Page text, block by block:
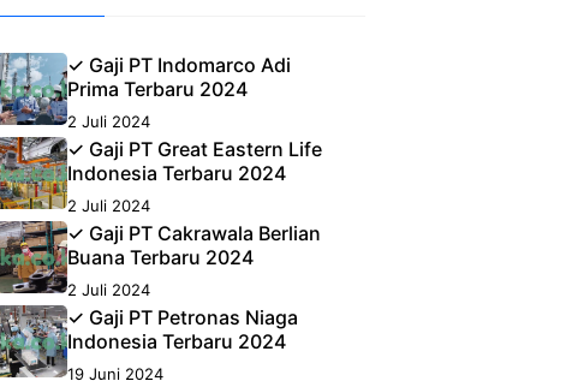
✓ Gaji PT Indomarco Adi
Prima Terbaru 2024
2 Juli 2024
✓ Gaji PT Great Eastern Life
Indonesia Terbaru 2024
2 Juli 2024
✓ Gaji PT Cakrawala Berlian
Buana Terbaru 2024
2 Juli 2024
✓ Gaji PT Petronas Niaga
Indonesia Terbaru 2024
19 Juni 2024